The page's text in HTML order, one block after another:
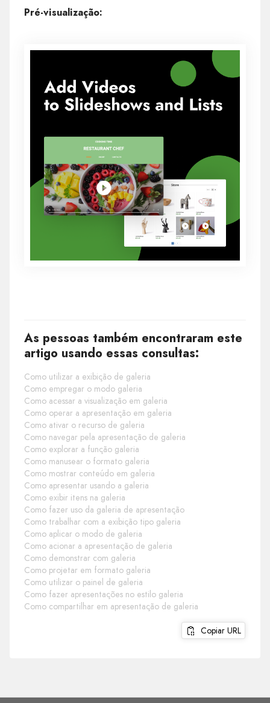
Pré-visualização:
As pessoas também encontraram este
artigo usando essas consultas:
Como utilizar a exibição de galeria
Como empregar o modo galeria
Como acessar a visualização em galeria
Como operar a apresentação em galeria
Como ativar o recurso de galeria
Como navegar pela apresentação de galeria
Como explorar a função galeria
Como manusear o formato galeria
Como mostrar conteúdo em galeria
Como apresentar usando a galeria
Como exibir itens na galeria
Como fazer uso da galeria de apresentação
Como trabalhar com a exibição tipo galeria
Como aplicar o modo de galeria
Como acionar a apresentação de galeria
Como demonstrar com galeria
Como projetar em formato galeria
Como utilizar o painel de galeria
Como fazer apresentações no estilo galeria
Como compartilhar em apresentação de galeria
Copiar URL